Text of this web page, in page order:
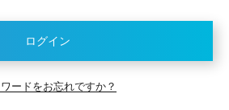
ログイン
ードをお忘れですか？